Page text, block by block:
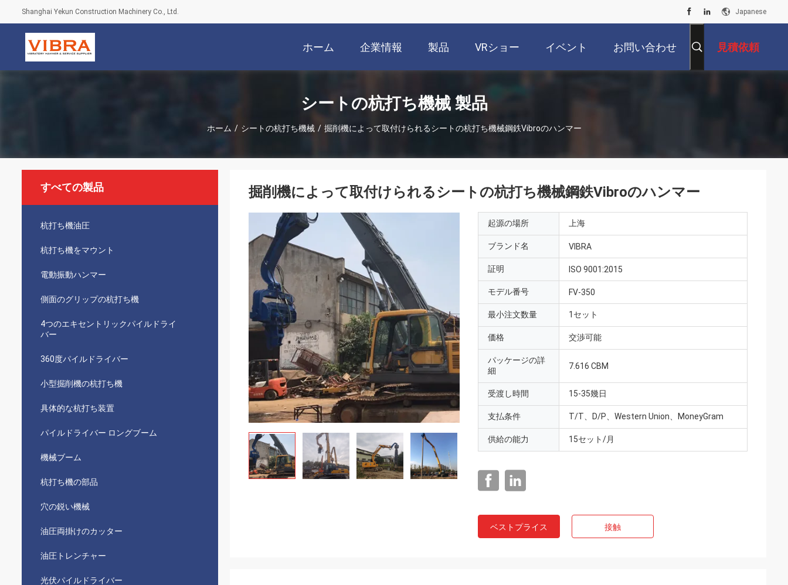
Shanghai Yekun Construction Machinery Co., Ltd. Japanese
ホーム 企業情報 製品 VRショー イベント お問い合わせ 見積依頼
シートの杭打ち機械 製品
ホーム / シートの杭打ち機械 / 掘削機によって取付けられるシートの杭打ち機械鋼鉄Vibroのハンマー
すべての製品
杭打ち機油圧
杭打ち機をマウント
電動振動ハンマー
側面のグリップの杭打ち機
4つのエキセントリックパイルドライ
バー
360度パイルドライバー
小型掘削機の杭打ち機
具体的な杭打ち装置
パイルドライバー ロングブーム
機械ブーム
杭打ち機の部品
穴の鋭い機械
油圧両掛けのカッター
油圧トレンチャー
光伏パイルドライバー
掘削機によって取付けられるシートの杭打ち機械鋼鉄Vibroのハンマー
起源の場所 上海
ブランド名 VIBRA
証明 ISO 9001:2015
モデル番号 FV-350
最小注文数量 1セット
価格 交渉可能
パッケージの詳
細
7.616 CBM
受渡し時間 15-35幾日
支払条件 T/T、D/P、Western Union、MoneyGram
供給の能力 15セット/月
ベストプライス 接触